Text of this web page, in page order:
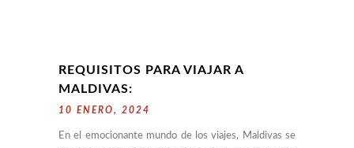
REQUISITOS PARA VIAJAR A
MALDIVAS:
10 ENERO, 2024
En el emocionante mundo de los viajes, Maldivas se